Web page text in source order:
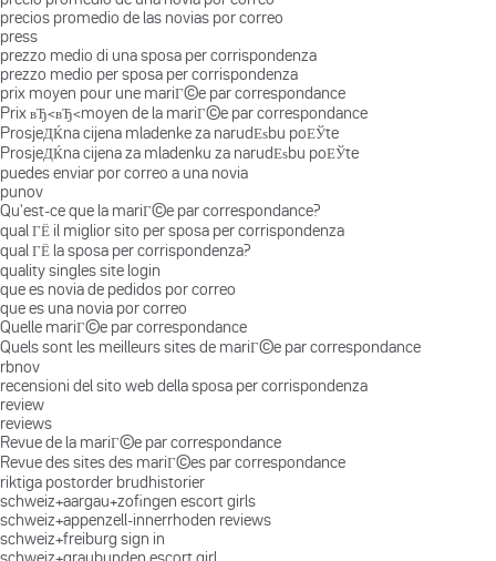
precios promedio de las novias por correo
press
prezzo medio di una sposa per corrispondenza
prezzo medio per sposa per corrispondenza
prix moyen pour une mariГ©e par correspondance
Prix вЂ‹вЂ‹moyen de la mariГ©e par correspondance
ProsjeДЌna cijena mladenke za narudЕѕbu poЕЎte
ProsjeДЌna cijena za mladenku za narudЕѕbu poЕЎte
puedes enviar por correo a una novia
punov
Qu'est-ce que la mariГ©e par correspondance?
qual ГЁ il miglior sito per sposa per corrispondenza
qual ГЁ la sposa per corrispondenza?
quality singles site login
que es novia de pedidos por correo
que es una novia por correo
Quelle mariГ©e par correspondance
Quels sont les meilleurs sites de mariГ©e par correspondance
rbnov
recensioni del sito web della sposa per corrispondenza
review
reviews
Revue de la mariГ©e par correspondance
Revue des sites des mariГ©es par correspondance
riktiga postorder brudhistorier
schweiz+aargau+zofingen escort girls
schweiz+appenzell-innerrhoden reviews
schweiz+freiburg sign in
schweiz+graubunden escort girl